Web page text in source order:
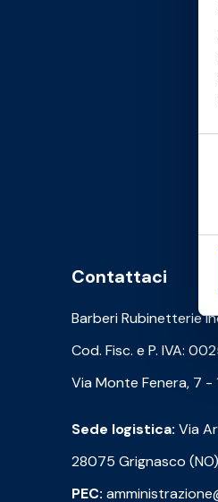
Contattaci
Barberi Rubinetterie
Cod. Fisc. e P. IVA:
Via Monte Fenera, 7 -
Sede logistica: Via
28075 Grignasco
PEC: